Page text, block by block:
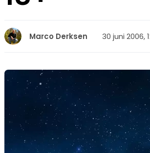
Marco Derksen 30 juni 2006,